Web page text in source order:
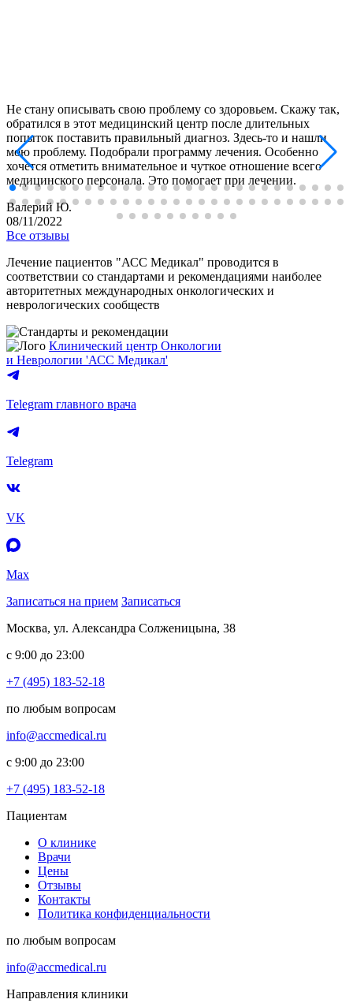
Не стану описывать свою проблему со здоровьем. Скажу так,
обратился в этот медицинский центр после длительных
попыток поставить правильный диагноз. Здесь-то и нашли
мою проблему. Подобрали программу лечения. Особенно
хочется отметить внимательное и чуткое отношение всего
медицинского персонала. Это помогает при лечении.
Валерий Ю.
08/11/2022
Все отзывы
Лечение пациентов "АСС Медикал" проводится в
соответствии со стандартами и рекомендациями наиболее
авторитетных международных онкологических и
неврологических сообществ
Клинический центр Онкологии
и Неврологии 'АСС Медикал'
Telegram главного врача
Telegram
VK
Max
Записаться на прием Записаться
Москва, ул. Александра Солженицына, 38
с 9:00 до 23:00
+7 (495) 183-52-18
по любым вопросам
info@accmedical.ru
с 9:00 до 23:00
+7 (495) 183-52-18
Пациентам
О клинике
Врачи
Цены
Отзывы
Контакты
Политика конфиденциальности
по любым вопросам
info@accmedical.ru
Направления клиники